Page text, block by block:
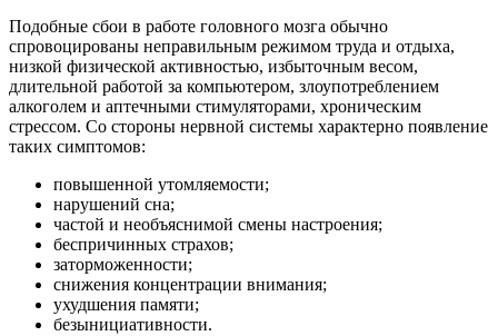
Подобные сбои в работе головного мозга обычно
спровоцированы неправильным режимом труда и отдыха,
низкой физической активностью, избыточным весом,
длительной работой за компьютером, злоупотреблением
алкоголем и аптечными стимуляторами, хроническим
стрессом. Со стороны нервной системы характерно появление
таких симптомов:
повышенной утомляемости;
нарушений сна;
частой и необъяснимой смены настроения;
беспричинных страхов;
заторможенности;
снижения концентрации внимания;
ухудшения памяти;
безынициативности.